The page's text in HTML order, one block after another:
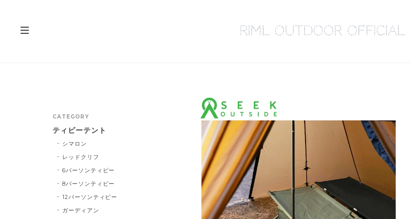
CATEGORY
ティピーテント
シマロン
レッドクリフ
6パーソンティピー
8パーソンティピー
12パーソンティピー
ガーディアン